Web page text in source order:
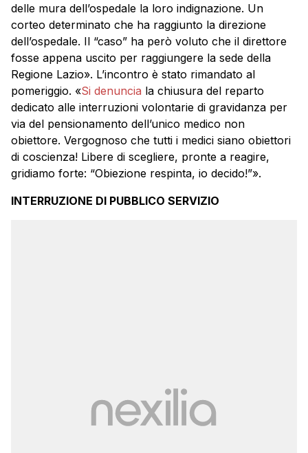
delle mura dell’ospedale la loro indignazione. Un
corteo determinato che ha raggiunto la direzione
dell’ospedale. Il “caso” ha però voluto che il direttore
fosse appena uscito per raggiungere la sede della
Regione Lazio». L’incontro è stato rimandato al
pomeriggio. «Si denuncia la chiusura del reparto
dedicato alle interruzioni volontarie di gravidanza per
via del pensionamento dell’unico medico non
obiettore. Vergognoso che tutti i medici siano obiettori
di coscienza! Libere di scegliere, pronte a reagire,
gridiamo forte: “Obiezione respinta, io decido!”».
INTERRUZIONE DI PUBBLICO SERVIZIO